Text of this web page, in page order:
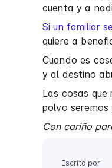
cuenta y a
Si un familiar
quiere a
Cuando es
y al destino
Las cosas que
polvo seremos
Con cariño
Escrito por